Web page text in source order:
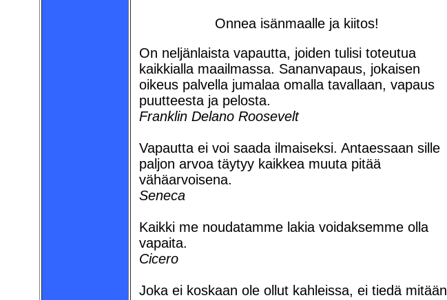
Onnea isänmaalle ja kiitos!
On neljänlaista vapautta, joiden tulisi toteutua
kaikkialla maailmassa. Sananvapaus, jokaisen
oikeus palvella jumalaa omalla tavallaan, vapaus
puutteesta ja pelosta.
Franklin Delano Roosevelt
Vapautta ei voi saada ilmaiseksi. Antaessaan sille
paljon arvoa täytyy kaikkea muuta pitää
vähäarvoisena.
Seneca
Kaikki me noudatamme lakia voidaksemme olla
vapaita.
Cicero
Joka ei koskaan ole ollut kahleissa, ei tiedä mitään